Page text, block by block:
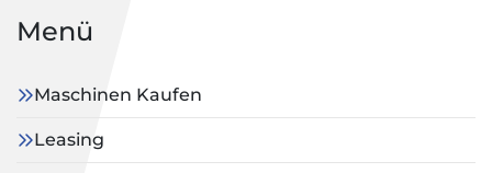
Menü
Maschinen Kaufen
Leasing